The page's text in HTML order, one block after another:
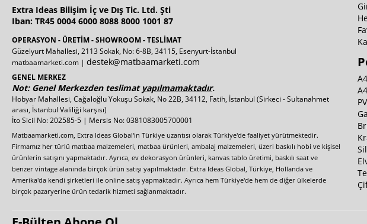
Extra Ideas Bilişim İç ve Dış Tic. Ltd. Şti
Iban: TR45 0004 6000 8088 8000 1001 87
OPERASYON - ÜRETİM - SHOWROOM - TESLİMAT
Güzelyurt Mahallesi, 2113 Sokak, No: 6-8B, 34115, Esenyurt-İstanbul
matbaamarketi.com | destek@matbaamarketi.com
GENEL MERKEZ
Not: Genel Merkezden teslimat yapılmamaktadır.
Hobyar Mahallesi, Cağaloğlu Yokuşu Sokak, No 22B, 34112, Fatih, İstanbul (Sirkeci - Sultanahmet
arası, İstanbul Valiliği karşısı)
İto Sicil No: 202585-5 | Mersis No: 0381083005700001
Matbaamarketi.com, Extra Ideas Global'in Türkiye uzantısı olarak Türkiye'de faaliyet yürütmektedir.
Firmamız her türlü matbaa malzemeleri, matbaa ürünleri, ambalaj malzemeleri, üzeri baskılı hobi ve kişisel
ürünlerin satışını yapmaktadır. Ayrıca, ev dekorasyon ürünleri, kanvas tablo üretimi, baskılı saat ve
benzer vintage alanında birçok ürün satışı yapılmaktadır. Extra Ideas Global, Türkiye, Hollanda ve
Amerika'da kendi şirketleri ile online satış yapmaktadır. Ayrıca hem Türkiye'de hem de diğer ülkelerde
birçok pazaryerine ürün tedarik hizmeti sağlanmaktadır.